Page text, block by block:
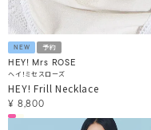
NEW 予約
HEY! Mrs ROSE
ヘイ！ミセスローズ
HEY! Frill Necklace
¥ 8,800